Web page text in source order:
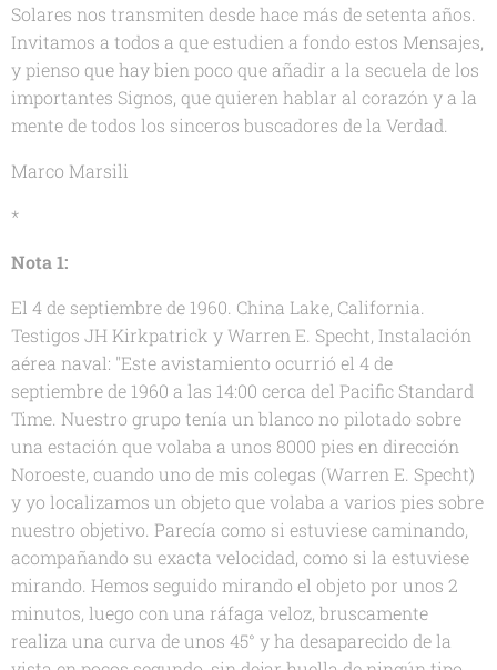
Solares nos transmiten desde hace más de setenta años.
Invitamos a todos a que estudien a fondo estos Mensajes,
y pienso que hay bien poco que añadir a la secuela de los
importantes Signos, que quieren hablar al corazón y a la
mente de todos los sinceros buscadores de la Verdad.
Marco Marsili
*
Nota 1:
El 4 de septiembre de 1960. China Lake, California.
Testigos JH Kirkpatrick y Warren E. Specht, Instalación
aérea naval: "Este avistamiento ocurrió el 4 de
septiembre de 1960 a las 14:00 cerca del Pacific Standard
Time. Nuestro grupo tenía un blanco no pilotado sobre
una estación que volaba a unos 8000 pies en dirección
Noroeste, cuando uno de mis colegas (Warren E. Specht)
y yo localizamos un objeto que volaba a varios pies sobre
nuestro objetivo. Parecía como si estuviese caminando,
acompañando su exacta velocidad, como si la estuviese
mirando. Hemos seguido mirando el objeto por unos 2
minutos, luego con una ráfaga veloz, bruscamente
realiza una curva de unos 45° y ha desaparecido de la